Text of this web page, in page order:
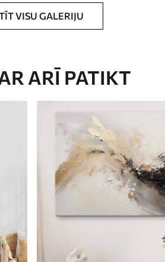
VISU GALERIJU
ARĪ PATIKT